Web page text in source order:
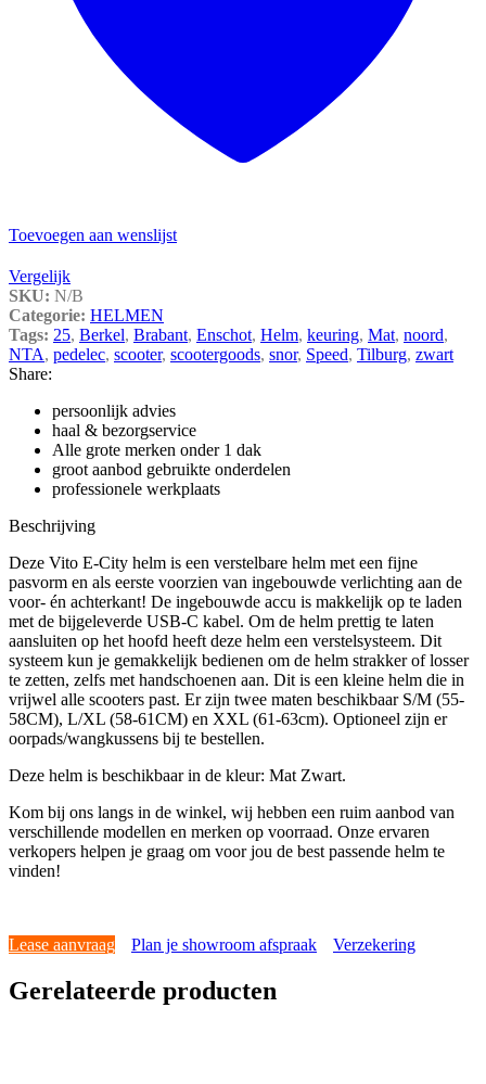
Toevoegen aan wenslijst
Vergelijk
SKU: N/B
Categorie: HELMEN
Tags: 25, Berkel, Brabant, Enschot, Helm, keuring, Mat, noord,
NTA, pedelec, scooter, scootergoods, snor, Speed, Tilburg, zwart
Share:
persoonlijk advies
haal & bezorgservice
Alle grote merken onder 1 dak
groot aanbod gebruikte onderdelen
professionele werkplaats
Beschrijving
Deze Vito E-City helm is een verstelbare helm met een fijne
pasvorm en als eerste voorzien van ingebouwde verlichting aan de
voor- én achterkant! De ingebouwde accu is makkelijk op te laden
met de bijgeleverde USB-C kabel. Om de helm prettig te laten
aansluiten op het hoofd heeft deze helm een verstelsysteem. Dit
systeem kun je gemakkelijk bedienen om de helm strakker of losser
te zetten, zelfs met handschoenen aan. Dit is een kleine helm die in
vrijwel alle scooters past. Er zijn twee maten beschikbaar S/M (55-
58CM), L/XL (58-61CM) en XXL (61-63cm). Optioneel zijn er
oorpads/wangkussens bij te bestellen.
Deze helm is beschikbaar in de kleur: Mat Zwart.
Kom bij ons langs in de winkel, wij hebben een ruim aanbod van
verschillende modellen en merken op voorraad. Onze ervaren
verkopers helpen je graag om voor jou de best passende helm te
vinden!
Lease aanvraag Plan je showroom afspraak Verzekering
Gerelateerde producten